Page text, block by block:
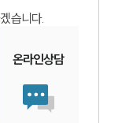
습니다.
온라인상담